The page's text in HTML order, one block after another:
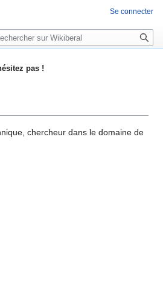
pas !
chercheur dans le domaine de
Se connecter